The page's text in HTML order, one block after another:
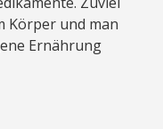
Körper und man
Ernährung